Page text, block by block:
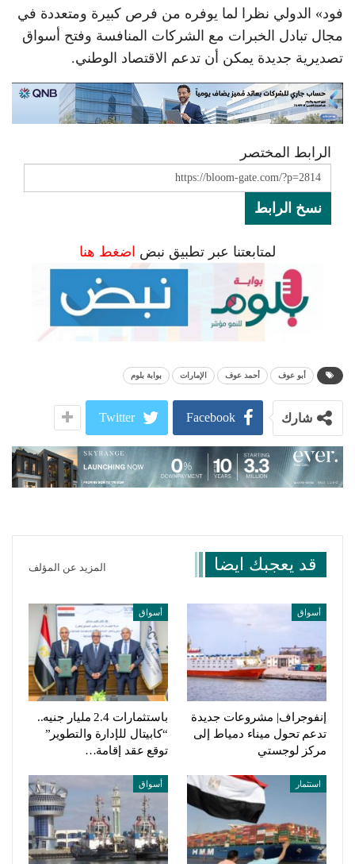
فود» الدولي نظرا لما يوفره من فرص كبيرة ومتعددة في
مجال تبادل الخبرات مع الشركات المنافسة وفتح أسواق
تصديرية جديدة يمكن أن تدعم الاقتصاد الوطني.
الرابط المختصر
نسخ الرابط
لمتابعتنا عبر تطبيق نبض اضغط هنا
أبو عوف أحمد عوف الإمارات بوابة بلوم
شارك Facebook
Twitter
قد يعجبك ايضا المزيد عن المؤلف
أسواق
إنفوجراف| مشروعات جديدة
تدعم تحول ميناء دمياط إلى
مركز لوجستي
أسواق
باستثمارات 2.4 مليار جنيه..
“كابيتال للإدارة والتطوير”
توقع عقد إقامة…
استثمار أسواق